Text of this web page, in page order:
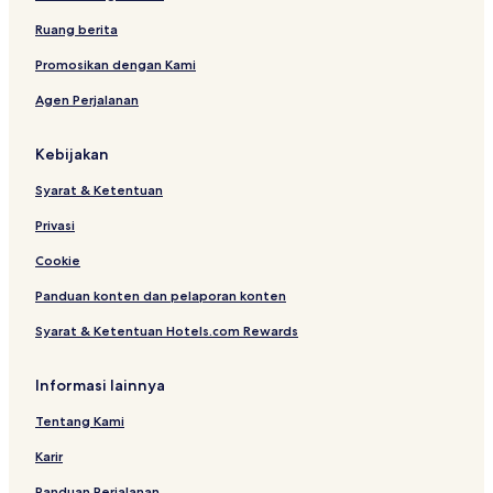
l
a
g
u
G
i
e
u
Ruang berita
Promosikan dengan Kami
Agen Perjalanan
Kebijakan
Syarat & Ketentuan
Privasi
Cookie
Panduan konten dan pelaporan konten
Syarat & Ketentuan Hotels.com Rewards
Informasi lainnya
Tentang Kami
Karir